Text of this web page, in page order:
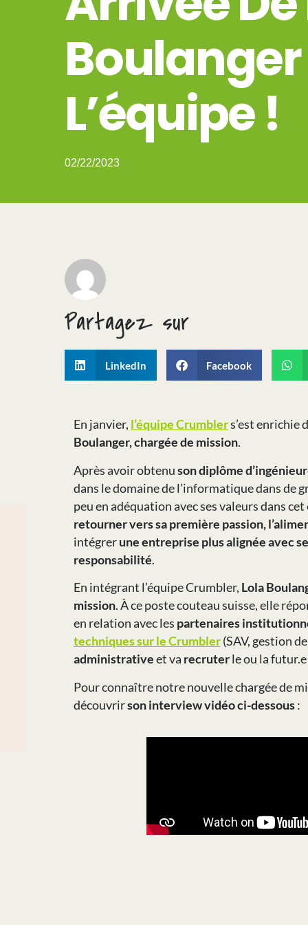
L’équipe !
02/22/2023
Partagez sur
LinkedIn Facebook
En janvier, l’équipe Crumblers’est enrichie
Boulanger, chargée de mission.
Après avoir obtenuson diplôme
dans le domaine de l’informatique dans de
peu en adéquation avec ses valeurs dans
retourner vers sa première passion,
intégrerune entreprise plus alignée avec
responsabilité.
En intégrant l’équipe Crumbler, Lola
mission. À ce poste couteau suisse, elle
en relation avec les partenaires
techniques sur le Crumbler(SAV, gestion
administrativeet va recruterle ou la
Pour connaître notre nouvelle chargée de
découvrirson interview vidéo ci-dessous: